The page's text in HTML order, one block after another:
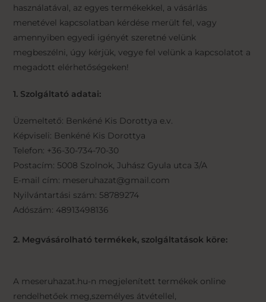
használatával, az egyes termékekkel, a vásárlás
menetével kapcsolatban kérdése merült fel, vagy
amennyiben egyedi igényét szeretné velünk
megbeszélni, úgy kérjük, vegye fel velünk a kapcsolatot a
megadott elérhetőségeken!
1. Szolgáltató adatai:
Üzemeltető: Benkéné Kis Dorottya e.v.
Képviseli: Benkéné Kis Dorottya
Telefon: +36-30-734-70-30
Postacím: 5008 Szolnok, Juhász Gyula utca 3/A
E-mail cím: meseruhazat@gmail.com
Nyilvántartási szám: 58789274
Adószám: 48913498136
2. Megvásárolható termékek, szolgáltatások köre:
A meseruhazat.hu-n megjelenített termékek online
rendelhetőek meg,személyes átvétellel,